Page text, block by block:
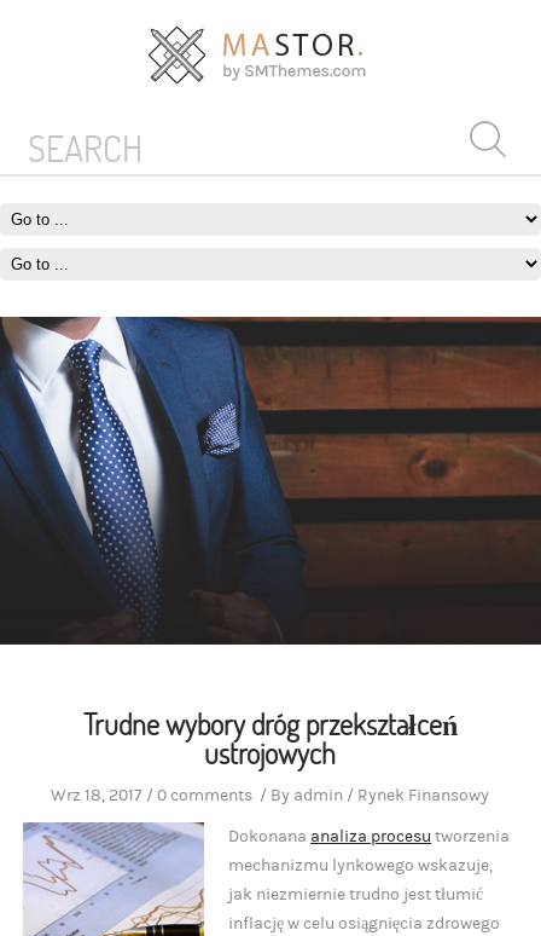
Trudne wybory dróg przekształceń
ustrojowych
Wrz 18, 2017 /0 comments / By admin / Rynek Finansowy
Dokonana analiza procesu tworzenia
mechanizmu lynkowego wskazuje,
jak niezmiernie trudno jest tłumić
inflację w celu osiągnięcia zdrowego